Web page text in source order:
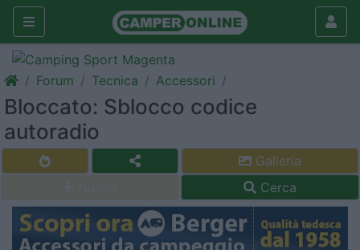
Forum Tecnica Accessori
Bloccato: Sblocco codice
autoradio
Galleria
Cerca